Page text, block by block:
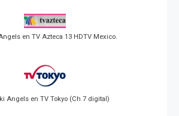
en TV Azteca 13 HDTV Mexico.
Angels en TV Tokyo (Ch 7 digital)